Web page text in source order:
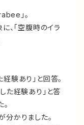
」。
「空腹時のイラ
験あり」と回答。
た経験あり」と答
かりました。